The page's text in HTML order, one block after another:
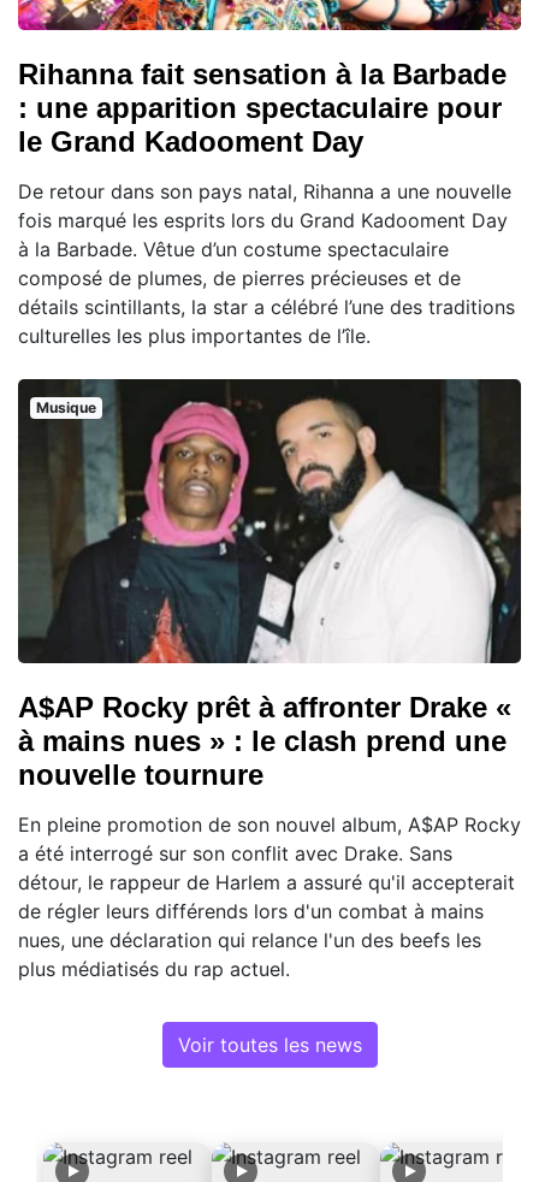
Rihanna fait sensation à la Barbade
: une apparition spectaculaire pour
le Grand Kadooment Day
De retour dans son pays natal, Rihanna a une nouvelle
fois marqué les esprits lors du Grand Kadooment Day
à la Barbade. Vêtue d’un costume spectaculaire
composé de plumes, de pierres précieuses et de
détails scintillants, la star a célébré l’une des traditions
culturelles les plus importantes de l’île.
Musique
A$AP Rocky prêt à affronter Drake «
à mains nues » : le clash prend une
nouvelle tournure
En pleine promotion de son nouvel album, A$AP Rocky
a été interrogé sur son conflit avec Drake. Sans
détour, le rappeur de Harlem a assuré qu'il accepterait
de régler leurs différends lors d'un combat à mains
nues, une déclaration qui relance l'un des beefs les
plus médiatisés du rap actuel.
Voir toutes les news